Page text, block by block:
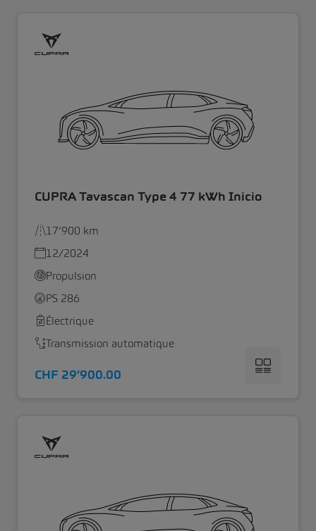
CUPRA Tavascan Type 4 77 kWh Inicio
17’900 km
12/2024
Propulsion
PS 286
Électrique
Transmission automatique
CHF 29’900.00